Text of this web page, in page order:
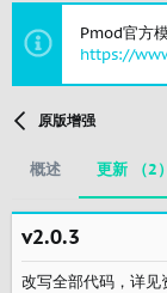
Pmod官方
https://
原版增强
概述 更新 （2）
v2.0.3
改写全部代码，详见